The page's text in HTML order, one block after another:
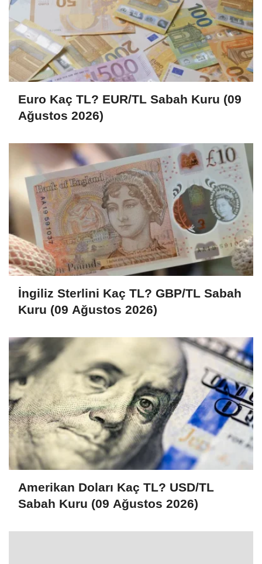
Euro Kaç TL? EUR/TL Sabah Kuru (09
Ağustos 2026)
İngiliz Sterlini Kaç TL? GBP/TL Sabah
Kuru (09 Ağustos 2026)
Amerikan Doları Kaç TL? USD/TL
Sabah Kuru (09 Ağustos 2026)